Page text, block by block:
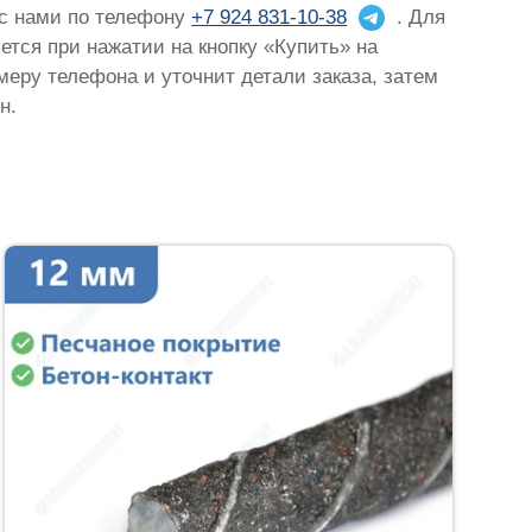
с нами по телефону+7 924 831-10-38
. Для
при нажатии на кнопку «Купить» на
телефона и уточнит детали заказа, затем